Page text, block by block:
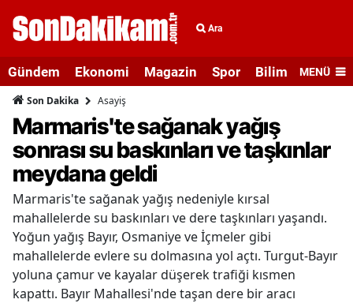
Ara
Gündem Ekonomi Magazin Spor Bilim veMENÜ
Son Dakika Asayiş
Marmaris'te sağanak yağış
sonrası su baskınları ve taşkınlar
meydana geldi
Marmaris'te sağanak yağış nedeniyle kırsal
mahallelerde su baskınları ve dere taşkınları yaşandı.
Yoğun yağış Bayır, Osmaniye ve İçmeler gibi
mahallelerde evlere su dolmasına yol açtı. Turgut-Bayır
yoluna çamur ve kayalar düşerek trafiği kısmen
kapattı. Bayır Mahallesi'nde taşan dere bir aracı